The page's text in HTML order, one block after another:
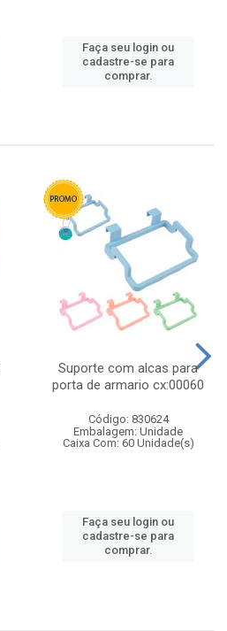
Faça seu login ou
cadastre-se para
comprar.
Suporte com alcas para
porta de armario cx:00060
Código: 830624
Embalagem: Unidade
Caixa Com: 60 Unidade(s)
Faça seu login ou
cadastre-se para
comprar.